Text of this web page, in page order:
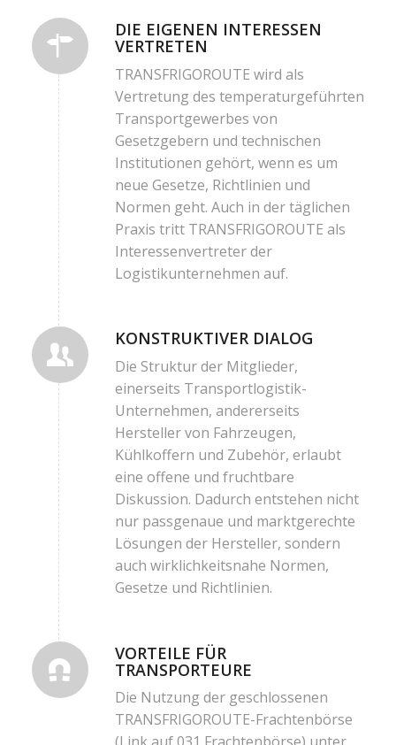
DIE EIGENEN INTERESSEN
VERTRETEN
TRANSFRIGOROUTE wird als
Vertretung des temperaturgeführten
Transportgewerbes von
Gesetzgebern und technischen
Institutionen gehört, wenn es um
neue Gesetze, Richtlinien und
Normen geht. Auch in der täglichen
Praxis tritt TRANSFRIGOROUTE als
Interessenvertreter der
Logistikunternehmen auf.
KONSTRUKTIVER DIALOG
Die Struktur der Mitglieder,
einerseits Transportlogistik-
Unternehmen, andererseits
Hersteller von Fahrzeugen,
Kühlkoffern und Zubehör, erlaubt
eine offene und fruchtbare
Diskussion. Dadurch entstehen nicht
nur passgenaue und marktgerechte
Lösungen der Hersteller, sondern
auch wirklichkeitsnahe Normen,
Gesetze und Richtlinien.
VORTEILE FÜR
TRANSPORTEURE
Die Nutzung der geschlossenen
TRANSFRIGOROUTE-Frachtenbörse